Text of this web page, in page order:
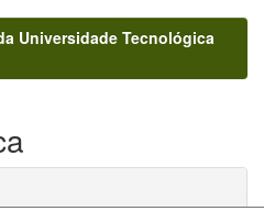
Universidade Tecnológica